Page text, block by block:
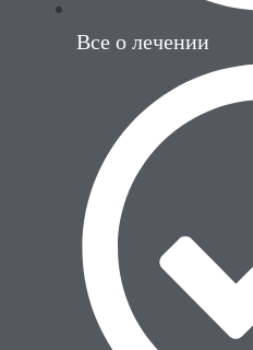
Все о лечении